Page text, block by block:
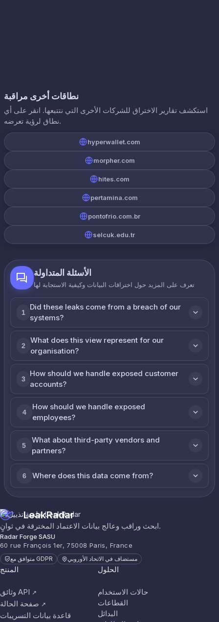
نطاقات أخرى مراقبة
استكشف تقارير الاختراق للشركات الأخرى التي نتتبعها. انقر على أي
نطاق لرؤية تعرضه.
hyperwallet.com
morpher.com
hites.com
pertamina.com
pontofrio.com.br
selcuk.edu.tr
الأسئلة المتداولة
تعرف على المزيد حول اختراقات البيانات وكيفية الاستجابة لها
1
Did these leaks come from a breach of our
systems?
2
What does this view represent for our
organisation?
3
How should we handle exposed customer
accounts?
4
How should we handle exposed
employees?
5
What about third-party vendors and
partners?
6 Where does this data come from?
LeakRadar
ابحث وراقب وعالج بيانات الاعتماد المخترقة في ثوانٍ.
Radar Forge SASU
60 rue François 1er, 75008 Paris, France
متوافق مع GDPR مستضاف في الاتحاد الأوروبي
المنتج
وثائق API ↗
صفحة الحالة ↗
قاعدة بيانات التسريبات
الحلول
حالات الاستخدام
القطاعات
البدائل